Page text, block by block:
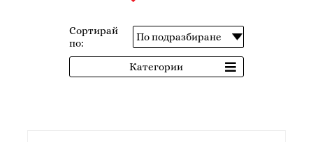
Регистрация
Сортирай
по:
Категории